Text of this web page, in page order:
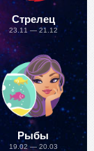
Стрелец
23.11 — 21.12
Рыбы
19.02 — 20.03